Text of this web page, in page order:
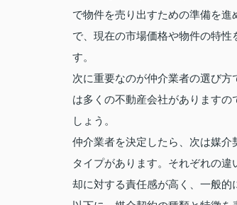
で物件を売り出すための準備を
で、現在の市場価格や物件の特
す。
次に重要なのが仲介業者の選び
は多くの不動産会社があります
しょう。
仲介業者を決定したら、次は媒
タイプがあります。それぞれの
却に対する責任感が高く、一般的